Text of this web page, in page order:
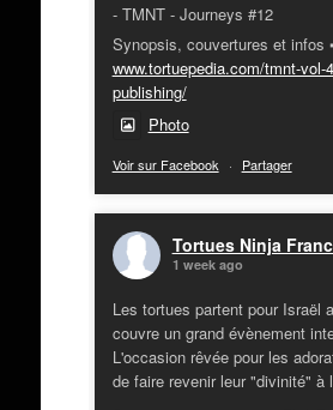
- TMNT - Journeys #12
Synopsis, couvertures et infos
www.tortuepedia.com/tmnt-vol-
publishing/
Photo
Voir sur Facebook · Partager
Tortues Ninja
1 week ago
Les tortues partent pour Israël
couvre un grand évènement
L'occasion rêvée pour les
de faire revenir leur "divinité" à